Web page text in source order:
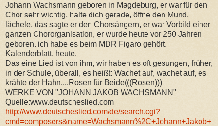
Johann Wachsmann geboren in Magdeburg, er war für den
Chor sehr wichtig, halte dich gerade, öffne den Mund,
lächele, das sagte er den Chorsängern, er war Vorbild einer
ganzen Chororganisation, er wurde heute vor 250 Jahren
geboren, ich habe es beim MDR Figaro gehört,
Kalenderblatt, heute.
Das eine Lied ist von ihm, wir haben es oft gesungen, früher,
in der Schule, überall, es heißt: Wachet auf, wachet auf, es
krähte der Hahn....Rosen für Beide(((Rosen)))
WERKE VON "JOHANN JAKOB WACHSMANN"
Quelle:www.deutscheslied.com
http://www.deutscheslied.com/de/search.cgi?
cmd=composers&name=Wachsmann%2C+Johann+Jakob+